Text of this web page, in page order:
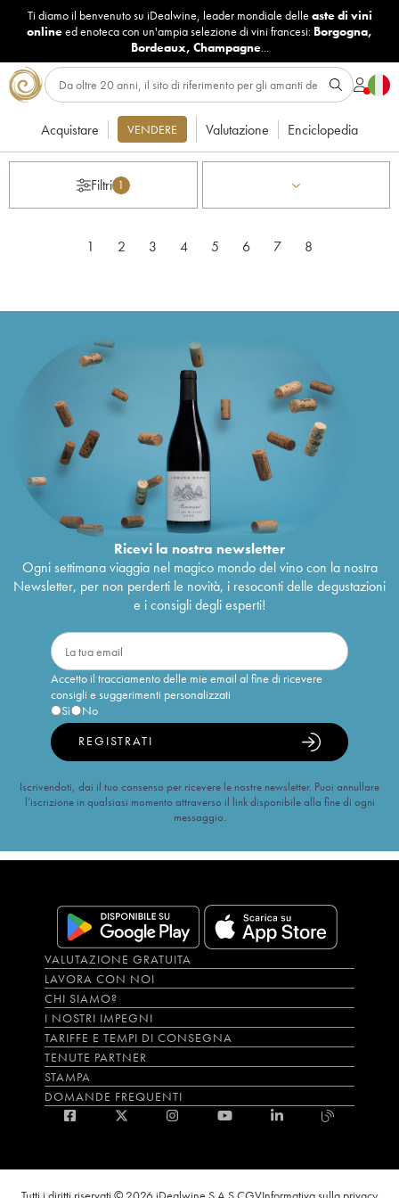
Ti diamo il benvenuto su iDealwine, leader mondiale delle aste di vini
onlineed enoteca con un'ampia selezione di vini francesi: Borgogna,
Bordeaux, Champagne...
Acquistare VENDERE Valutazione Enciclopedia
Filtri 1
1 2 3 4 5 6 7 8
Ricevi la nostra newsletter
Ogni settimana viaggia nel magico mondo del vino con la nostra
Newsletter, per non perderti le novità, i resoconti delle degustazioni
e i consigli degli esperti!
Accetto il tracciamento delle mie email al fine di ricevere
consigli e suggerimenti personalizzati
Sì
No
REGISTRATI
Iscrivendoti, dai il tuo consenso per ricevere le nostre newsletter. Puoi annullare
l’iscrizione in qualsiasi momento attraverso il link disponibile alla fine di ogni
messaggio.
VALUTAZIONE GRATUITA
LAVORA CON NOI
CHI SIAMO?
I NOSTRI IMPEGNI
TARIFFE E TEMPI DI CONSEGNA
TENUTE PARTNER
STAMPA
DOMANDE FREQUENTI